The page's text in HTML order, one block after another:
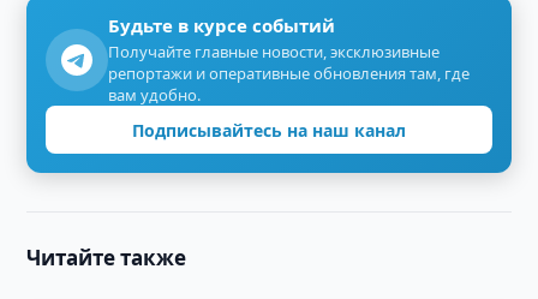
Будьте в курсе событий
Получайте главные новости, эксклюзивные
репортажи и оперативные обновления там, где
вам удобно.
Подписывайтесь на наш канал
Читайте также